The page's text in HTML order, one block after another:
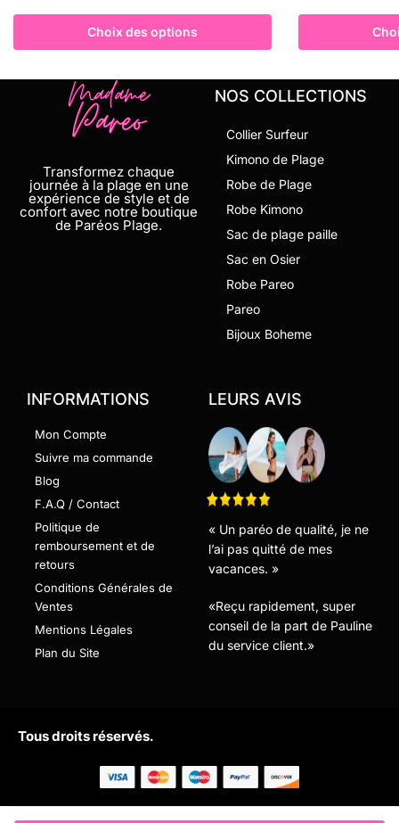
Choix des options
Transformez chaque
journée à la plage en une
expérience de style et de
confort avec notre boutique
de Paréos Plage.
NOS COLLECTIONS
Collier Surfeur
Kimono de Plage
Robe de Plage
Robe Kimono
Sac de plage paille
Sac en Osier
Robe Pareo
Pareo
Bijoux Boheme
INFORMATIONS
Mon Compte
Suivre ma commande
Blog
F.A.Q / Contact
Politique de
remboursement et de
retours
Conditions Générales de
Ventes
Mentions Légales
Plan du Site
LEURS AVIS
« Un paréo de qualité, je ne
l’ai pas quitté de mes
vacances. »
«Reçu rapidement, super
conseil de la part de Pauline
du service client.»
Tous droits réservés.